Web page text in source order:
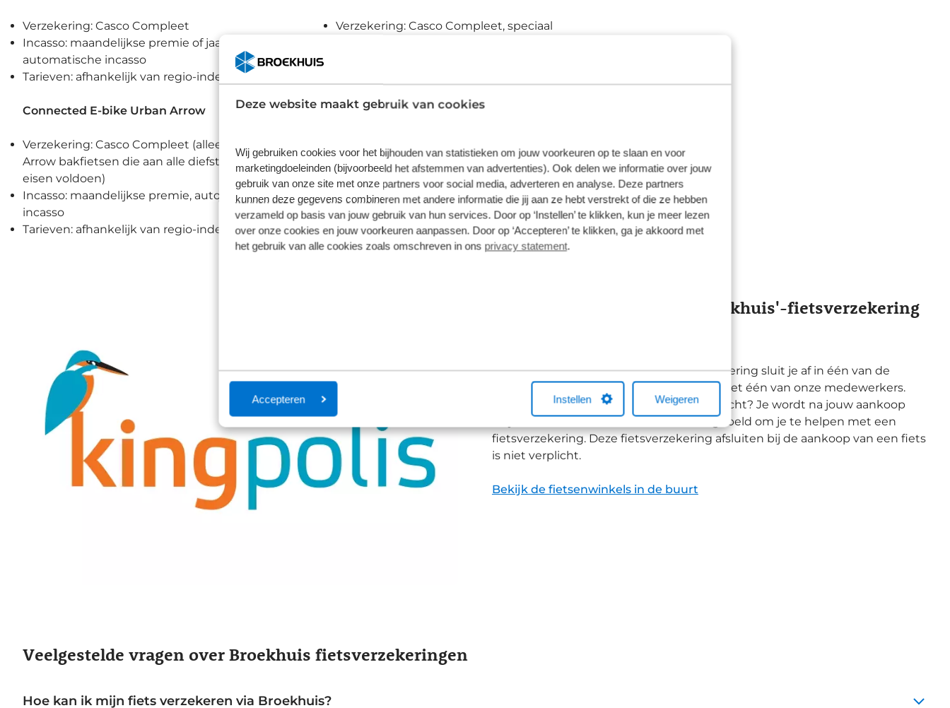
Deze website maakt gebruik van cookies
Wij gebruiken cookies voor het bijhouden van statistieken om jouw voorkeuren op te slaan en voor
marketingdoeleinden (bijvoorbeeld het afstemmen van advertenties). Ook delen we informatie over jouw
gebruik van onze site met onze partners voor social media, adverteren en analyse. Deze partners
kunnen deze gegevens combineren met andere informatie die jij aan ze hebt verstrekt of die ze hebben
verzameld op basis van jouw gebruik van hun services. Door op ‘Instellen’ te klikken, kun je meer lezen
over onze cookies en jouw voorkeuren aanpassen. Door op ‘Accepteren’ te klikken, ga je akkoord met
het gebruik van alle cookies zoals omschreven in ons privacy statement.
Accepteren Instellen Weigeren
Verzekering: Casco Compleet
Incasso: maandelijkse premie of jaarpremie,
automatische incasso
Tarieven: afhankelijk van regio-indelingen
Connected E-bike Urban Arrow
Verzekering: Casco Compleet (alleen voor Urban
Arrow bakfietsen die aan alle diefstalpreventie-
eisen voldoen)
Incasso: maandelijkse premie, automatische
incasso
Tarieven: afhankelijk van regio-indelingen
Verzekering: Casco Compleet, speciaal
Sluit een 'Kingpolis voor Broekhuis'-fietsverzekering
Een ‘Kingpolis voor Broekhuis’-fietsverzekering sluit je af in één van de
Broekhuis-fietsenwinkels of telefonisch met één van onze medewerkers.
Heb je online bij Broekhuis een fiets gekocht? Je wordt na jouw aankoop
altijd door één van onze medewerkers gebeld om je te helpen met een
fietsverzekering. Deze fietsverzekering afsluiten bij de aankoop van een fiets
is niet verplicht.
Bekijk de fietsenwinkels in de buurt
Veelgestelde vragen over Broekhuis fietsverzekeringen
Hoe kan ik mijn fiets verzekeren via Broekhuis?